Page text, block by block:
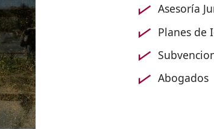
Asesoría
Planes de
Abogados